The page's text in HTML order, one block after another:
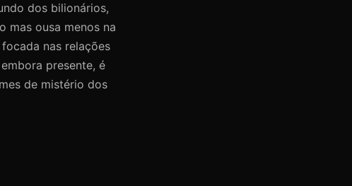
dos bilionários,
mas ousa menos na
nas relações
presente, é
de mistério dos